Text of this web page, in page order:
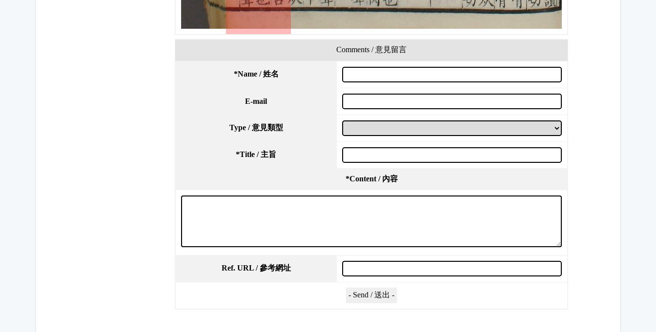
Comments / 意見留言
*Name / 姓名
E-mail
Type / 意見類型
*Title / 主旨
*Content / 內容
Ref. URL / 參考網址